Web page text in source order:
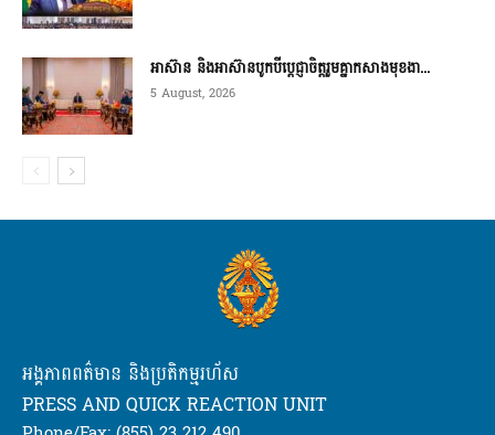
អាស៊ាន និងអាស៊ានបូកបីប្តេជ្ញាចិត្តរួមគ្នាកសាងមុខងា...
5 August, 2026
អង្គភាពពត៌មាន និងប្រតិកម្មរហ័ស
PRESS AND QUICK REACTION UNIT